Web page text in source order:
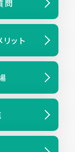
問
リット